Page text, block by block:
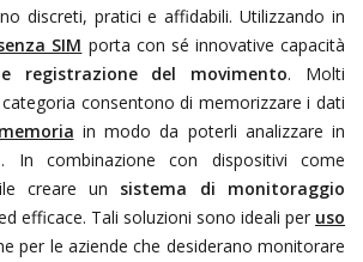
discreti, pratici e affidabili. Utilizzando in
SIM porta con sé innovative capacità
registrazione del movimento. Molti
consentono di memorizzare i dati
memoria in modo da poterli analizzare in
In combinazione con dispositivi come
creare un sistema di monitoraggio
efficace. Tali soluzioni sono ideali per uso
per le aziende che desiderano monitorare